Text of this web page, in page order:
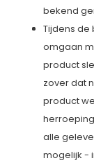
bekend
Tijdens de
omgaan
product
zover dat
product
alle
mogelijk -